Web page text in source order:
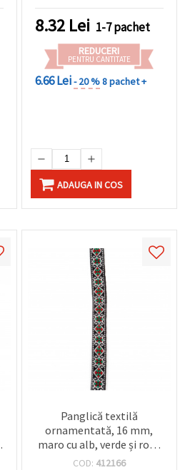
8.32 Lei 1-7 pachet
REDUCERI
PENTRU CANTITATE
6.66 Lei- 20 %8 pachet +
ADAUGA IN COS
Panglică textilă
ornamentată, 16 mm,
maro cu alb, verde și roșu
- 5 m
COD: 412166